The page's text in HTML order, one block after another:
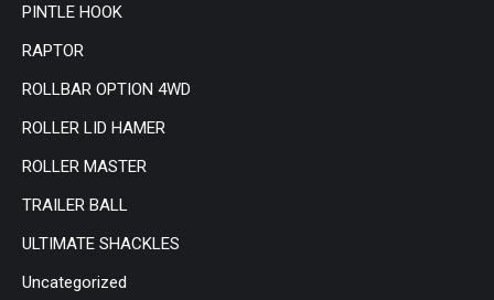
PINTLE HOOK
RAPTOR
ROLLBAR OPTION 4WD
ROLLER LID HAMER
ROLLER MASTER
TRAILER BALL
ULTIMATE SHACKLES
Uncategorized